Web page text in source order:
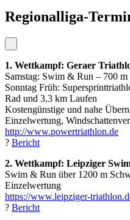
Regionalliga-
1. Wettkampf: Geraer
Samstag: Swim & Run – 700
Sonntag Früh:
Rad und 3,3 km Laufen
Kostengünstige und nahe
Einzelwertung,
http://www.powertriathlon.de
? Bericht
2. Wettkampf: Leipziger
Swim & Run über 1200 m
Einzelwertung
https://www.leipziger-
? Bericht